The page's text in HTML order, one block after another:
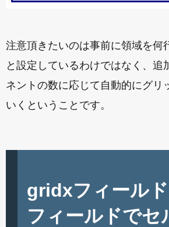
注意頂きたいのは事前に領域を何
と設定しているわけではなく、追
ネントの数に応じて自動的にグリ
いくということです。
gridxフィール
フィールドでセ